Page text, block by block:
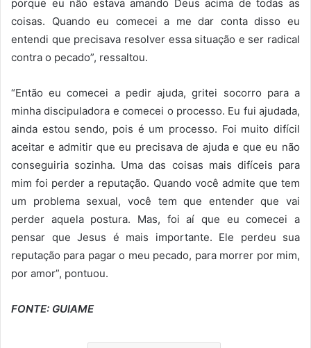
porque eu não estava amando Deus acima de todas as
coisas. Quando eu comecei a me dar conta disso eu
entendi que precisava resolver essa situação e ser radical
contra o pecado”, ressaltou.
“Então eu comecei a pedir ajuda, gritei socorro para a
minha discipuladora e comecei o processo. Eu fui ajudada,
ainda estou sendo, pois é um processo. Foi muito difícil
aceitar e admitir que eu precisava de ajuda e que eu não
conseguiria sozinha. Uma das coisas mais difíceis para
mim foi perder a reputação. Quando você admite que tem
um problema sexual, você tem que entender que vai
perder aquela postura. Mas, foi aí que eu comecei a
pensar que Jesus é mais importante. Ele perdeu sua
reputação para pagar o meu pecado, para morrer por mim,
por amor”, pontuou.
FONTE: GUIAME